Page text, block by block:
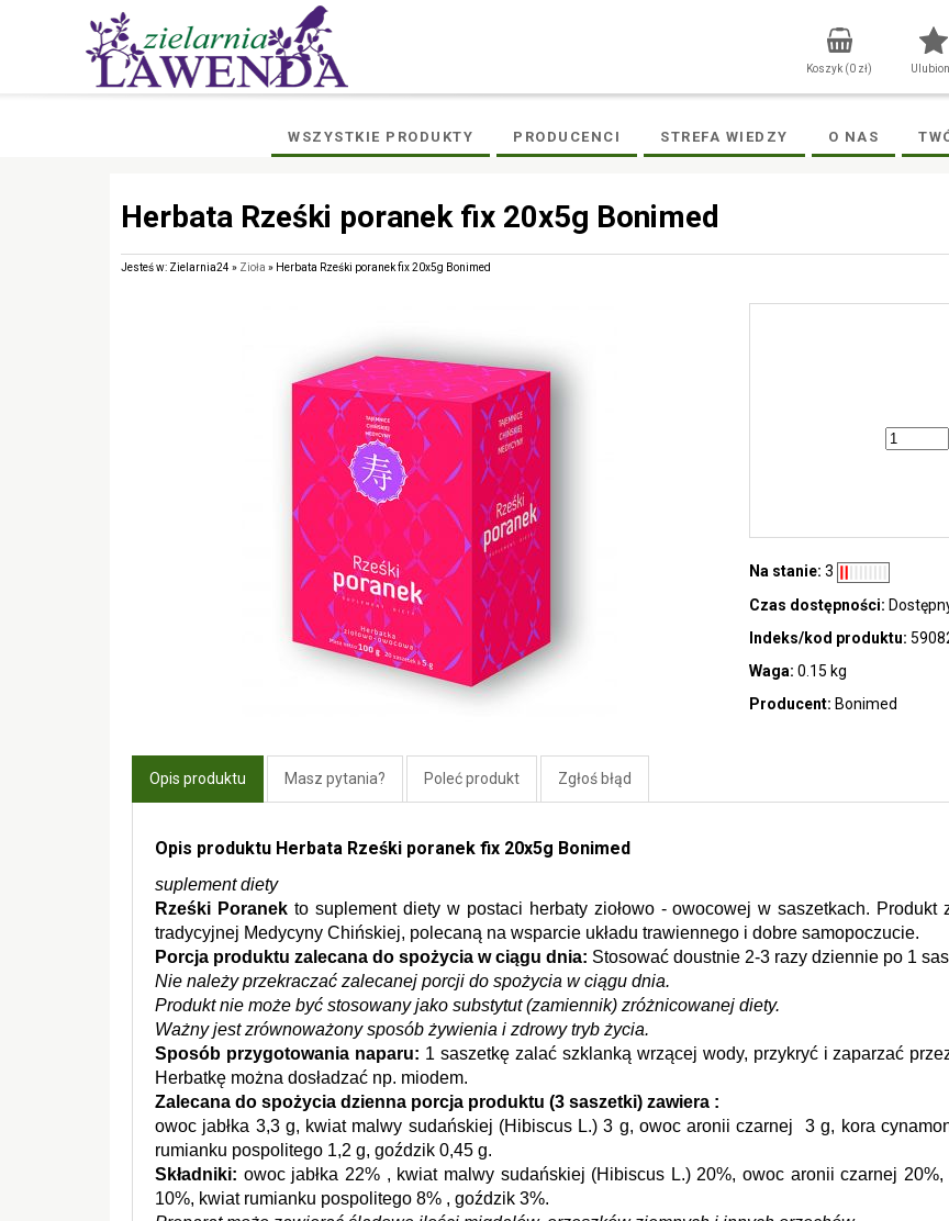
Koszyk (0 zł)
WSZYSTKIE PRODUKTY PRODUCENCI STREFA WIEDZY O NAS
Herbata Rześki poranek fix 20x5g Bonimed
Jesteś w: Zielarnia24 » Zioła » Herbata Rześki poranek fix 20x5g Bonimed
Na stanie: 3
Czas dostępności:
Indeks/kod produktu:
Waga: 0.15 kg
Producent: Bonimed
Opis produktu Masz pytania? Poleć produkt Zgłoś błąd
Opis produktu Herbata Rześki poranek fix 20x5g Bonimed
suplement diety
Rześki Poranek to suplement diety w postaci herbaty ziołowo - owocowej w saszetkach. Produkt
tradycyjnej Medycyny Chińskiej, polecaną na wsparcie układu trawiennego i dobre samopoczucie.
Porcja produktu zalecana do spożycia w ciągu dnia: Stosować doustnie 2-3 razy dziennie po 1
Nie należy przekraczać zalecanej porcji do spożycia w ciągu dnia.
Produkt nie może być stosowany jako substytut (zamiennik) zróżnicowanej diety.
Ważny jest zrównoważony sposób żywienia i zdrowy tryb życia.
Sposób przygotowania naparu: 1 saszetkę zalać szklanką wrzącej wody, przykryć i zaparzać
Herbatkę można dosładzać np. miodem.
Zalecana do spożycia dzienna porcja produktu (3 saszetki) zawiera :
owoc jabłka 3,3 g, kwiat malwy sudańskiej (Hibiscus L.) 3 g, owoc aronii czarnej  3 g, kora
rumianku pospolitego 1,2 g, goździk 0,45 g.
Składniki: owoc jabłka 22% , kwiat malwy sudańskiej (Hibiscus L.) 20%, owoc aronii czarnej
10%, kwiat rumianku pospolitego 8% , goździk 3%.